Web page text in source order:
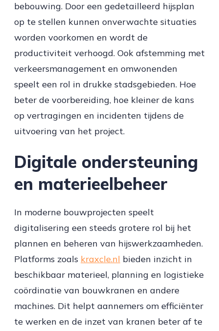
bebouwing. Door een gedetailleerd hijsplan
op te stellen kunnen onverwachte situaties
worden voorkomen en wordt de
productiviteit verhoogd. Ook afstemming met
verkeersmanagement en omwonenden
speelt een rol in drukke stadsgebieden. Hoe
beter de voorbereiding, hoe kleiner de kans
op vertragingen en incidenten tijdens de
uitvoering van het project.
Digitale ondersteuning
en materieelbeheer
In moderne bouwprojecten speelt
digitalisering een steeds grotere rol bij het
plannen en beheren van hijswerkzaamheden.
Platforms zoals kraxcle.nl bieden inzicht in
beschikbaar materieel, planning en logistieke
coördinatie van bouwkranen en andere
machines. Dit helpt aannemers om efficiënter
te werken en de inzet van kranen beter af te